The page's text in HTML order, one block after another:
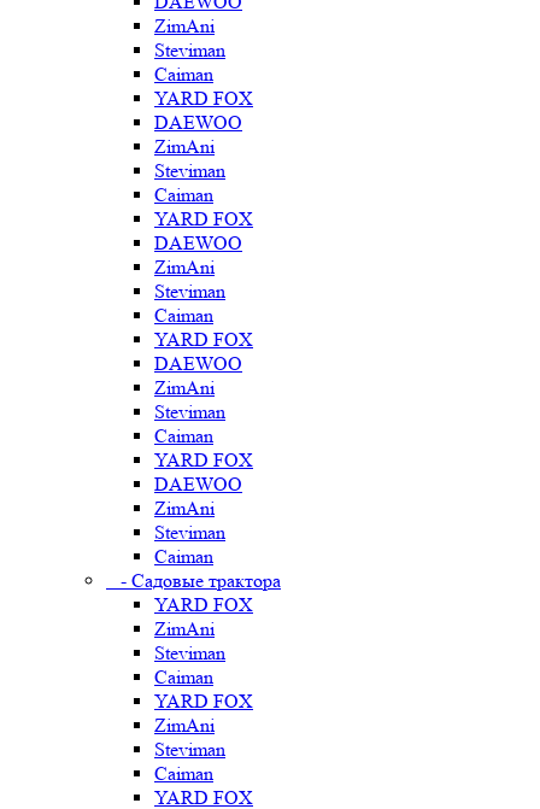
ZimAni
Steviman
Caiman
YARD FOX
DAEWOO
ZimAni
Steviman
Caiman
YARD FOX
DAEWOO
ZimAni
Steviman
Caiman
YARD FOX
DAEWOO
ZimAni
Steviman
Caiman
YARD FOX
DAEWOO
ZimAni
Steviman
Caiman
- Садовые трактора
YARD FOX
ZimAni
Steviman
Caiman
YARD FOX
ZimAni
Steviman
Caiman
YARD FOX